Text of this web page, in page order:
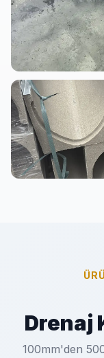
Drenaj
100mm'den